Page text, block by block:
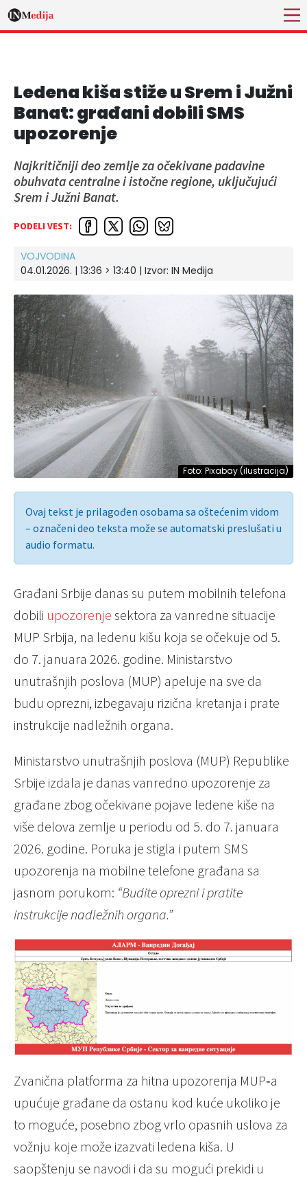
Ledena kiša stiže u Srem i Južni
Banat: građani dobili SMS
upozorenje
Najkritičniji deo zemlje za očekivane padavine
obuhvata centralne i istočne regione, uključujući
Srem i Južni Banat.
PODELI VEST:
VOJVODINA
04.01.2026. | 13:36 > 13:40 | Izvor: IN Medija
Foto: Pixabay (ilustracija)
Ovaj tekst je prilagođen osobama sa oštećenim vidom
– označeni deo teksta može se automatski preslušati u
audio formatu.
Građani Srbije danas su putem mobilnih telefona
dobili upozorenje sektora za vanredne situacije
MUP Srbija, na ledenu kišu koja se očekuje od 5.
do 7. januara 2026. godine. Ministarstvo
unutrašnjih poslova (MUP) apeluje na sve da
budu oprezni, izbegavaju rizična kretanja i prate
instrukcije nadležnih organa.
Ministarstvo unutrašnjih poslova (MUP) Republike
Srbije izdala je danas vanredno upozorenje za
građane zbog očekivane pojave ledene kiše na
više delova zemlje u periodu od 5. do 7. januara
2026. godine. Poruka je stigla i putem SMS
upozorenja na mobilne telefone građana sa
jasnom porukom: “Budite oprezni i pratite
instrukcije nadležnih organa.”
Zvanična platforma za hitna upozorenja MUP‑a
upućuje građane da ostanu kod kuće ukoliko je
to moguće, posebno zbog vrlo opasnih uslova za
vožnju koje može izazvati ledena kiša. U
saopštenju se navodi i da su mogući prekidi u